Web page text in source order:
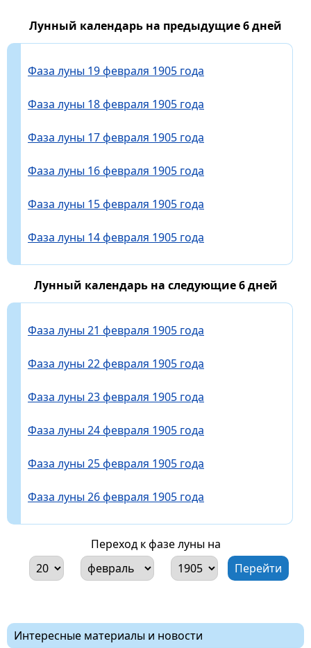
Лунный календарь на предыдущие 6 дней
Фаза луны 19 февраля 1905 года
Фаза луны 18 февраля 1905 года
Фаза луны 17 февраля 1905 года
Фаза луны 16 февраля 1905 года
Фаза луны 15 февраля 1905 года
Фаза луны 14 февраля 1905 года
Лунный календарь на следующие 6 дней
Фаза луны 21 февраля 1905 года
Фаза луны 22 февраля 1905 года
Фаза луны 23 февраля 1905 года
Фаза луны 24 февраля 1905 года
Фаза луны 25 февраля 1905 года
Фаза луны 26 февраля 1905 года
Переход к фазе луны на
Интересные материалы и новости